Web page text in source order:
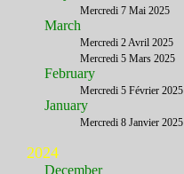
Mercredi 7 Mai 2025
March
Mercredi 2 Avril 2025
Mercredi 5 Mars 2025
February
Mercredi 5 Février 2025
January
Mercredi 8 Janvier 2025
2024
December